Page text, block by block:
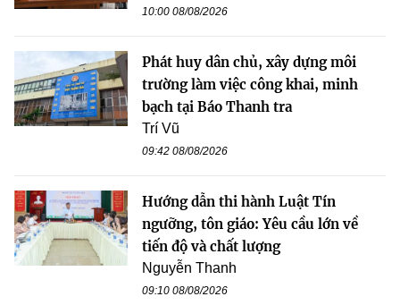
10:00 08/08/2026
Phát huy dân chủ, xây dựng môi
trường làm việc công khai, minh
bạch tại Báo Thanh tra
Trí Vũ
09:42 08/08/2026
Hướng dẫn thi hành Luật Tín
ngưỡng, tôn giáo: Yêu cầu lớn về
tiến độ và chất lượng
Nguyễn Thanh
09:10 08/08/2026